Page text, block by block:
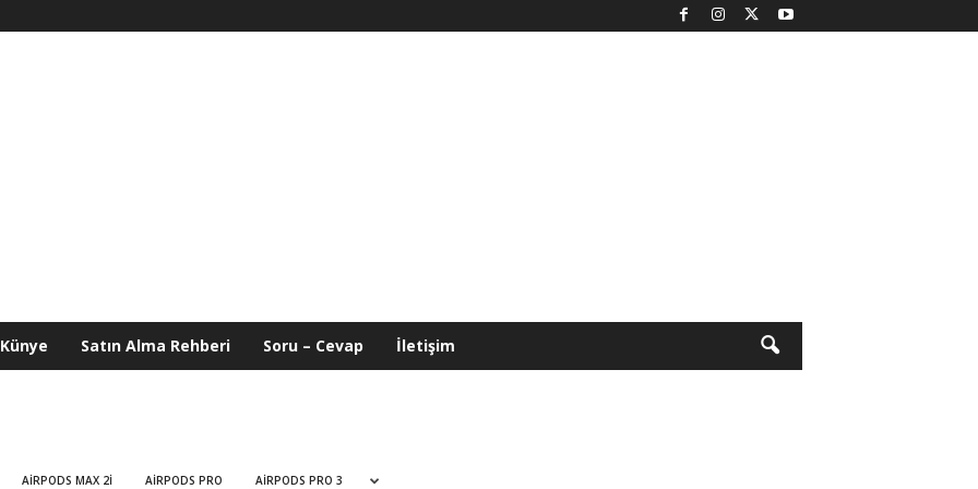
Künye Satın Alma Rehberi Soru – Cevap İletişim
AIRPODS MAX 2I AIRPODS PRO AIRPODS PRO 3